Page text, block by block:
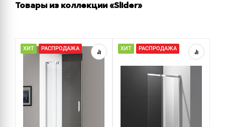
Товары из коллекции «Slider»
ХИТ РАСПРОДАЖА ХИТ РАСПРОДАЖА